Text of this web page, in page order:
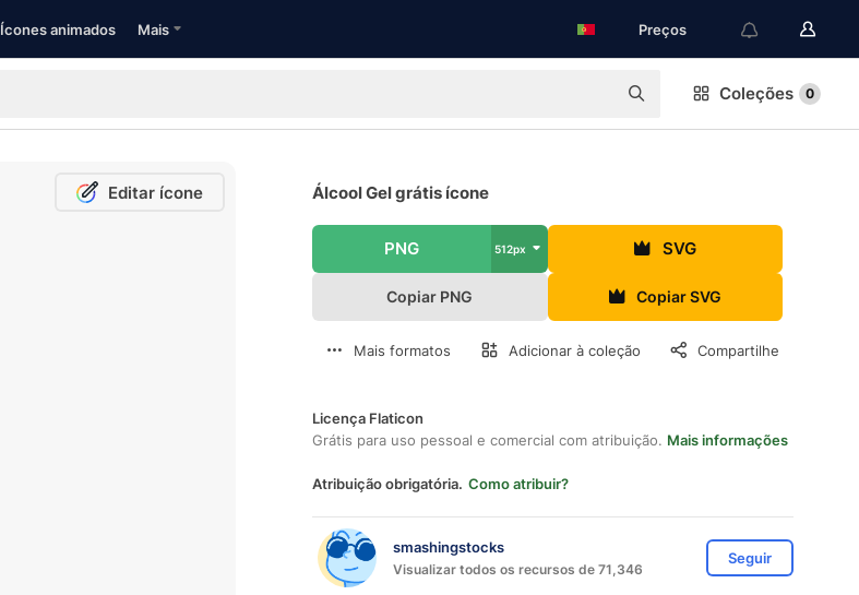
Ícones animados Mais Preços
Coleções 0
Editar ícone Álcool Gel grátis ícone
PNG 512px SVG
Copiar PNG Copiar SVG
Mais formatos Adicionar à coleção Compartilhe
Licença Flaticon
Grátis para uso pessoal e comercial com atribuição. Mais informações
Atribuição obrigatória. Como atribuir?
smashingstocks
Visualizar todos os recursos de 71,346
Seguir